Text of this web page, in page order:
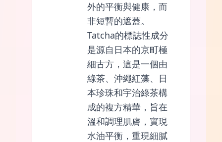
外的平衡與健康，而
非短暫的遮蓋。
Tatcha的標誌性成分
是源自日本的京町極
細古方，這是一個由
綠茶、沖繩紅藻、日
本珍珠和宇治綠茶構
成的複方精華，旨在
溫和調理肌膚，實現
水油平衡，重現細膩